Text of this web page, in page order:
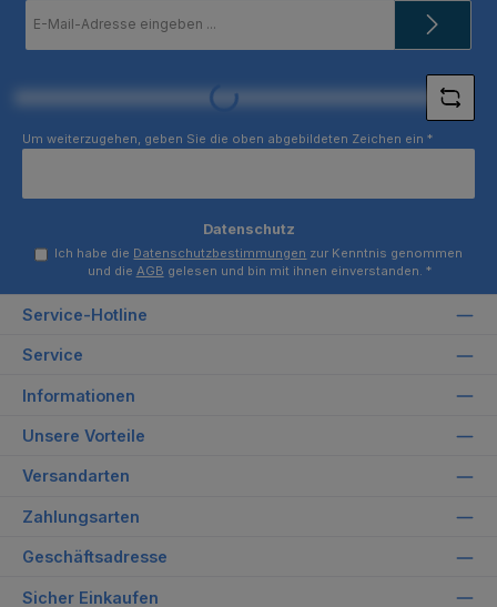
Mail-
Loading...
Um weiterzugehen, geben Sie die oben abgebildeten Zeichen ein *
Datenschutz
Ich habe die Datenschutzbestimmungen zur Kenntnis genommen
und die AGB gelesen und bin mit ihnen einverstanden. *
Service-Hotline
Service
Informationen
Unsere Vorteile
Versandarten
Zahlungsarten
Geschäftsadresse
Sicher Einkaufen